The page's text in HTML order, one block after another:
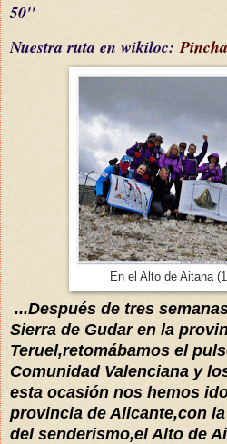
50''
Nuestra ruta en wikiloc:
En el Alto de Aitana
...Después de tres
Sierra de Gudar en la
Teruel,retomábamos el
Comunidad Valenciana y
esta ocasión nos hemos
provincia de Alicante,con
del senderismo,el Alto de